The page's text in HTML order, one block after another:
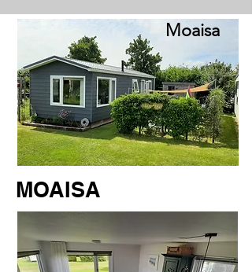
Moaisa
MOAISA